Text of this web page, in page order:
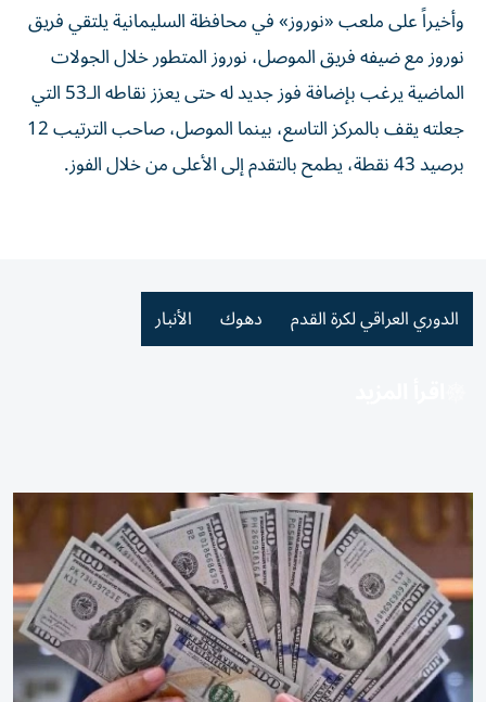
وأخيراً على ملعب «نوروز» في محافظة السليمانية يلتقي فريق
نوروز مع ضيفه فريق الموصل، نوروز المتطور خلال الجولات
الماضية يرغب بإضافة فوز جديد له حتى يعزز نقاطه الـ53 التي
جعلته يقف بالمركز التاسع، بينما الموصل، صاحب الترتيب 12
برصيد 43 نقطة، يطمح بالتقدم إلى الأعلى من خلال الفوز.
الدوري العراقي لكرة القدم دهوك الأنبار